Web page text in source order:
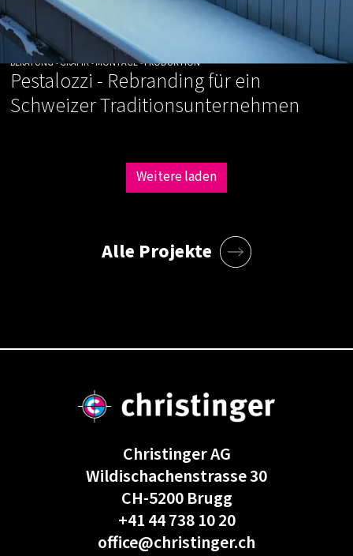
BERATUNG • GRAFIK • MONTAGE • PRODUKTION
Pestalozzi - Rebranding für ein
Schweizer Traditionsunternehmen
Weitere laden
Alle Projekte
Christinger AG
Wildischachenstrasse 30
CH-5200 Brugg
+41 44 738 10 20
office@christinger.ch